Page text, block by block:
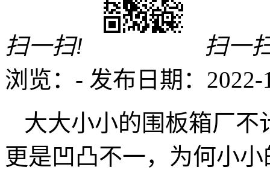
扫一扫!
扫一
浏览： - 发布日期：2022-
大大小小的围板箱厂
更是凹凸不一，为何小